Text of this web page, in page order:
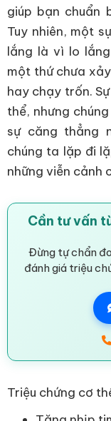
giúp bạn chuẩn
Tuy nhiên, một
lắng là vì lo
một thứ chưa
hay chạy trốn.
thể, nhưng
sự căng thẳng
chúng ta lặp đi
những viễn cảnh
Cần tư vấn
Đừng tự chẩn
đánh giá triệu
Triệu chứng cơ